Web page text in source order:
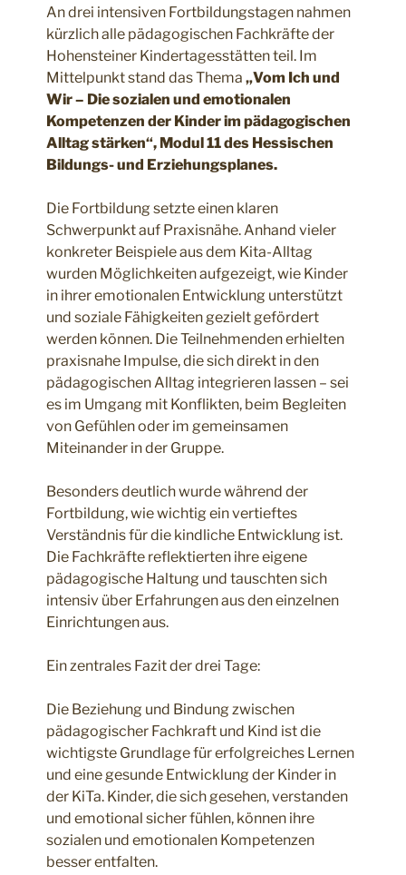
An drei intensiven Fortbildungstagen nahmen
kürzlich alle pädagogischen Fachkräfte der
Hohensteiner Kindertagesstätten teil. Im
Mittelpunkt stand das Thema„Vom Ich und
Wir – Die sozialen und emotionalen
Kompetenzen der Kinder im pädagogischen
Alltag stärken“, Modul 11 des Hessischen
Bildungs- und Erziehungsplanes.
Die Fortbildung setzte einen klaren
Schwerpunkt auf Praxisnähe. Anhand vieler
konkreter Beispiele aus dem Kita-Alltag
wurden Möglichkeiten aufgezeigt, wie Kinder
in ihrer emotionalen Entwicklung unterstützt
und soziale Fähigkeiten gezielt gefördert
werden können. Die Teilnehmenden erhielten
praxisnahe Impulse, die sich direkt in den
pädagogischen Alltag integrieren lassen – sei
es im Umgang mit Konflikten, beim Begleiten
von Gefühlen oder im gemeinsamen
Miteinander in der Gruppe.
Besonders deutlich wurde während der
Fortbildung, wie wichtig ein vertieftes
Verständnis für die kindliche Entwicklung ist.
Die Fachkräfte reflektierten ihre eigene
pädagogische Haltung und tauschten sich
intensiv über Erfahrungen aus den einzelnen
Einrichtungen aus.
Ein zentrales Fazit der drei Tage:
Die Beziehung und Bindung zwischen
pädagogischer Fachkraft und Kind ist die
wichtigste Grundlage für erfolgreiches Lernen
und eine gesunde Entwicklung der Kinder in
der KiTa. Kinder, die sich gesehen, verstanden
und emotional sicher fühlen, können ihre
sozialen und emotionalen Kompetenzen
besser entfalten.